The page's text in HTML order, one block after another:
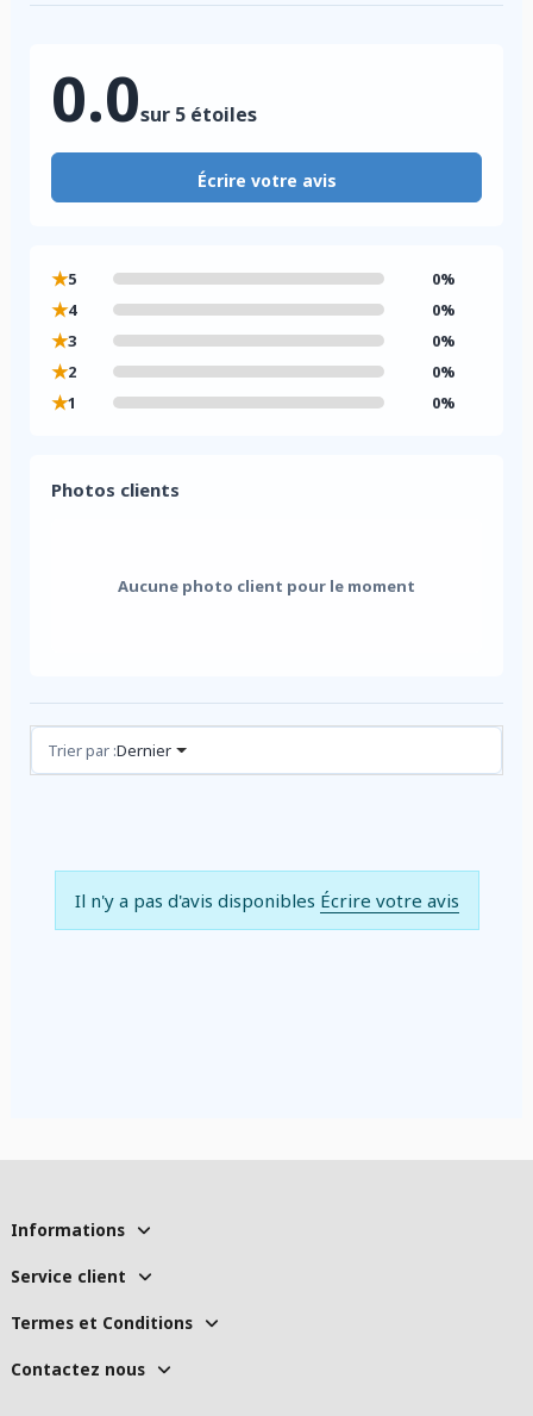
0.0sur 5 étoiles
Écrire votre avis
★5 0%
★4 0%
★3 0%
★2 0%
★1 0%
Photos clients
Aucune photo client pour le moment
Avis (0)
Trier par :Dernier
Il n'y a pas d'avis disponibles Écrire votre avis
Informations
Service client
Termes et Conditions
Contactez nous